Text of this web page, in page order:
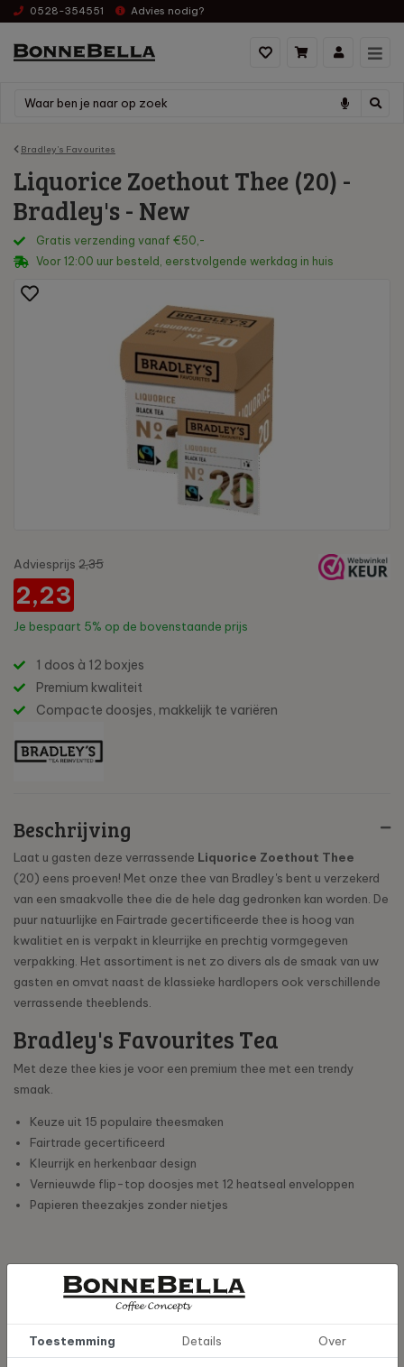
0528-354551 Advies nodig?
Bradley's Favourites
Liquorice Zoethout Thee (20) -
Bradley's - New
1 doos à 12 boxjes
Premium kwaliteit
Compacte doosjes, makkelijk te variëren
Adviesprijs 2,35
2,23
Je bespaart 5% op de bovenstaande prijs
Gratis verzending vanaf €50,-
Voor 12:00 uur besteld, eerstvolgende werkdag in huis
Beschrijving
Laat u gasten deze verrassende Liquorice Zoethout Thee
(20) eens proeven! Met onze thee van Bradley's bent u verzekerd
van een smaakvolle thee die de hele dag gedronken kan worden. De
puur natuurlijke en Fairtrade gecertificeerde thee is hoog van
kwalitiet en is verpakt in kleurrijke en prechtig vormgegeven
verpakking. Het assortiment is net zo divers als de smaak van uw
gasten en omvat naast de klassieke hardlopers ook verschillende
verrassende theeblends.
Bradley's Favourites Tea
Met deze thee kies je voor een premium thee met een trendy
smaak.
Keuze uit 15 populaire theesmaken
Fairtrade gecertificeerd
Kleurrijk en herkenbaar design
Vernieuwde flip-top doosjes met 12 heatseal enveloppen
Papieren theezakjes zonder nietjes
Specificaties
Artikelnummer brf-liqzoe-new
Toestemming Details Over